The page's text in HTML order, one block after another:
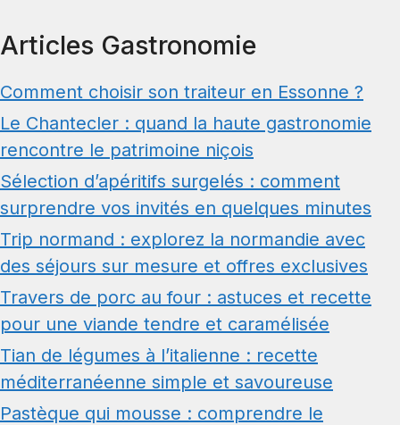
Articles Gastronomie
Comment choisir son traiteur en Essonne ?
Le Chantecler : quand la haute gastronomie
rencontre le patrimoine niçois
Sélection d’apéritifs surgelés : comment
surprendre vos invités en quelques minutes
Trip normand : explorez la normandie avec
des séjours sur mesure et offres exclusives
Travers de porc au four : astuces et recette
pour une viande tendre et caramélisée
Tian de légumes à l’italienne : recette
méditerranéenne simple et savoureuse
Pastèque qui mousse : comprendre le